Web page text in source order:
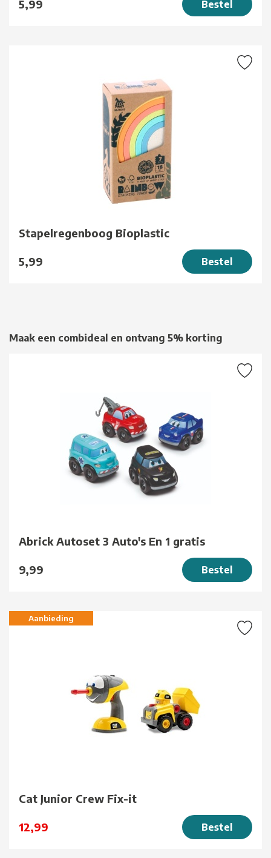
5,99 Bestel
Stapelregenboog Bioplastic
5,99 Bestel
Maak een combideal en ontvang 5% korting
Abrick Autoset 3 Auto's En 1 gratis
9,99 Bestel
Aanbieding
Cat Junior Crew Fix-it
12,99 Bestel